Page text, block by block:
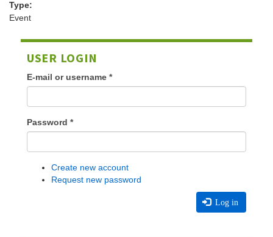
Type:
Event
USER LOGIN
E-mail or username *
Password *
Create new account
Request new password
Log in